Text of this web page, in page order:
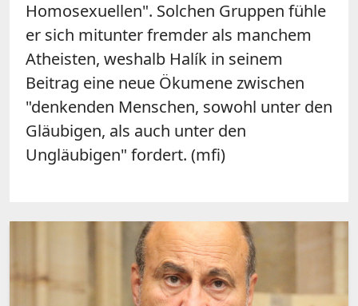
Homosexuellen". Solchen Gruppen fühle
er sich mitunter fremder als manchem
Atheisten, weshalb Halík in seinem
Beitrag eine neue Ökumene zwischen
"denkenden Menschen, sowohl unter den
Gläubigen, als auch unter den
Ungläubigen" fordert. (mfi)